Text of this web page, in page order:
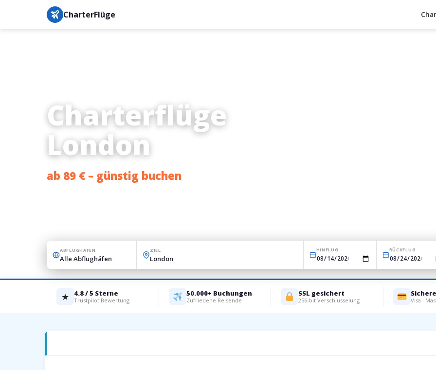
CharterFlüge
Charterflüge
London
ab 89 € – günstig buchen
ABFLUGHAFEN ZIEL HINFLUG RÜCKFLUG
★ 4.8 / 5 Sterne
Trustpilot Bewertung
50.000+ Buchungen
Zufriedene Reisende
SSL gesichert
256-bit Verschlüsselung Visa ·